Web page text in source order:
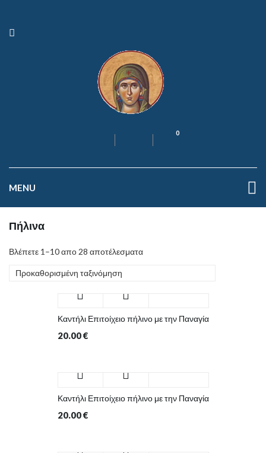
0
MENU
Πήλινα
Βλέπετε 1–10 απο 28 αποτέλεσματα
Προκαθορισμένη ταξινόμηση
Καντήλι Επιτοίχειο πήλινο με την Παναγία
20.00€
Καντήλι Επιτοίχειο πήλινο με την Παναγία
20.00€